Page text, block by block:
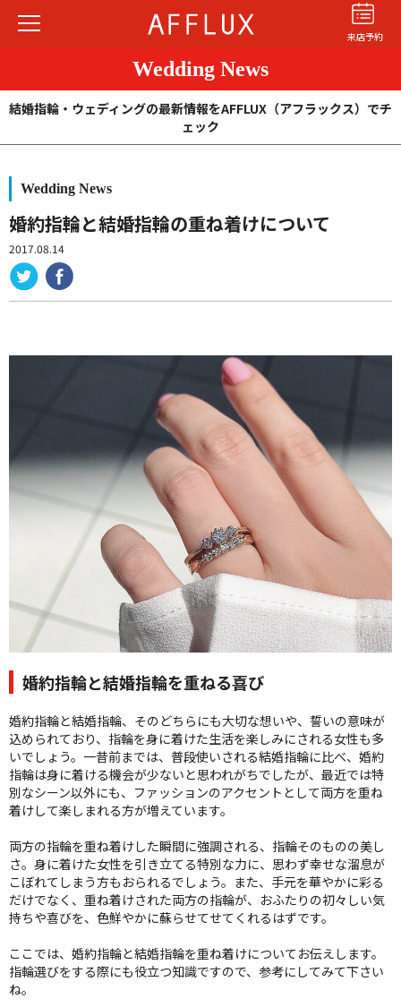
来店予約
セットリング
商品カテゴリ
ショップ
サービス
お役立ち記事
フェア・ニュース
ブログ・お客様の声
カタログ請求
06-7777-7370
受付時間 11:00〜19:00/火曜日定休
お問い合わせ|プライバシーポリシー
Wedding News
結婚指輪・ウェディングの最新情報をAFFLUX（アフラックス）でチ
ェック
Wedding News
婚約指輪と結婚指輪の重ね着けについて
2017.08.14
婚約指輪と結婚指輪を重ねる喜び
婚約指輪と結婚指輪、そのどちらにも大切な想いや、誓いの意味が
込められており、指輪を身に着けた生活を楽しみにされる女性も多
いでしょう。一昔前までは、普段使いされる結婚指輪に比べ、婚約
指輪は身に着ける機会が少ないと思われがちでしたが、最近では特
別なシーン以外にも、ファッションのアクセントとして両方を重ね
着けして楽しまれる方が増えています。
両方の指輪を重ね着けした瞬間に強調される、指輪そのものの美し
さ。身に着けた女性を引き立てる特別な力に、思わず幸せな溜息が
こぼれてしまう方もおられるでしょう。また、手元を華やかに彩る
だけでなく、重ね着けされた両方の指輪が、おふたりの初々しい気
持ちや喜びを、色鮮やかに蘇らせてせてくれるはずです。
ここでは、婚約指輪と結婚指輪を重ね着けについてお伝えします。
指輪選びをする際にも役立つ知識ですので、参考にしてみて下さい
ね。